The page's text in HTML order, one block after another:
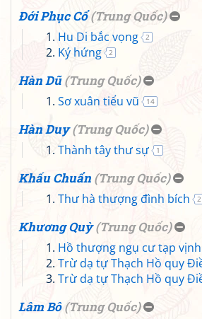
Đới Phục Cổ (Trung Quốc)
Hu Di bắc vọng 2
Ký hứng 2
Hàn Dũ (Trung Quốc)
Sơ xuân tiểu vũ 14
Hàn Duy (Trung Quốc)
Thành tây thư sự 1
Khấu Chuẩn (Trung Quốc)
Thư hà thượng đình bích 2
Khương Quỳ (Trung Quốc)
Hồ thượng ngụ cư tạp vịnh
Trừ dạ tự Thạch Hồ quy
Trừ dạ tự Thạch Hồ quy
Lâm Bô (Trung Quốc)